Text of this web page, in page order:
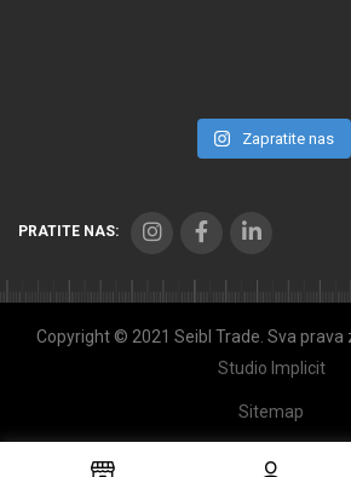
Zapratite nas
PRATITE NAS:
Copyright © 2021 Seibl Trade. Sva prava
Studio Implicit
Sitemap